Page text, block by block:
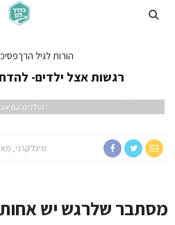
הורות לגיל הרך
רגשות אצל ילדים-
הילדים וגם
מיכל קרני,
מסתבר שלרגש יש אחות